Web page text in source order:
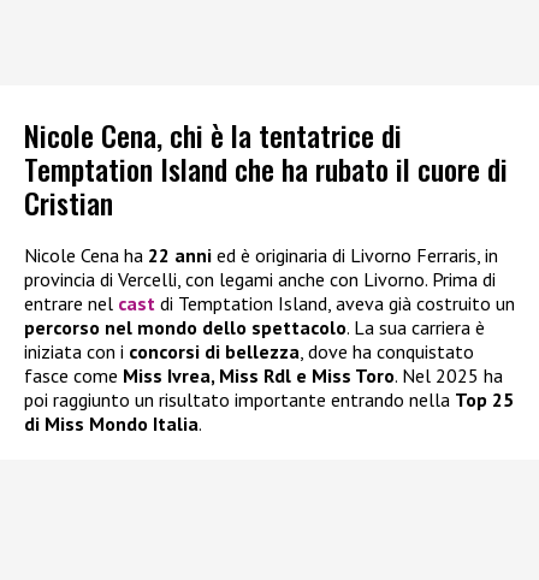
Nicole Cena, chi è la tentatrice di
Temptation Island che ha rubato il cuore di
Cristian
Nicole Cena ha 22 anni ed è originaria di Livorno Ferraris, in
provincia di Vercelli, con legami anche con Livorno. Prima di
entrare nel cast di Temptation Island, aveva già costruito un
percorso nel mondo dello spettacolo. La sua carriera è
iniziata con i concorsi di bellezza , dove ha conquistato
fasce come Miss Ivrea, Miss Rdl e Miss Toro. Nel 2025 ha
poi raggiunto un risultato importante entrando nella Top 25
di Miss Mondo Italia.